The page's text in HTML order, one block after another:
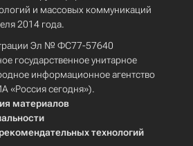
и массовых коммуникаций
2014 года.
Эл № ФС77-57640
государственное унитарное
информационное агентство
«Россия сегодня»).
материалов
технологий